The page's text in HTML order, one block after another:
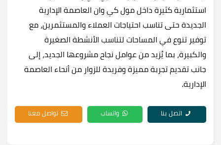
استثمارية كثيرة داخل مول كي وان العاصمة الإدارية
الجديدة حتى تناسب احتياجات العملاء والمستثمرين، مع
توفير تنوع في المساحات لتناسب الأنشطة الصغيرة
والكبيرة، بما يُزيد من عوامل نجاح مشروعها الجديد، إلى
جانب تقديم تجربة مميزة وفريدة للزوار من أنحاء العاصمة
الإدارية.
اتصل بنا واتساب تواصل معنا